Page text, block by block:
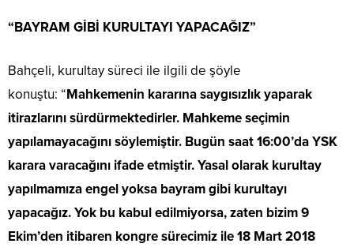
“BAYRAM GİBİ KURULTAYI YAPACAĞIZ”
Bahçeli, kurultay süreci ile ilgili de şöyle
konuştu: “Mahkemenin kararına saygısızlık yaparak
itirazlarını sürdürmektedirler. Mahkeme seçimin
yapılamayacağını söylemiştir. Bugün saat 16:00’da YSK
karara varacağını ifade etmiştir. Yasal olarak kurultay
yapılmamıza engel yoksa bayram gibi kurultayı
yapacağız. Yok bu kabul edilmiyorsa, zaten bizim 9
Ekim’den itibaren kongre sürecimiz ile 18 Mart 2018